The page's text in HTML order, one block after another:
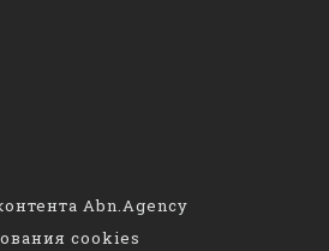
Abn.Agency
cookies